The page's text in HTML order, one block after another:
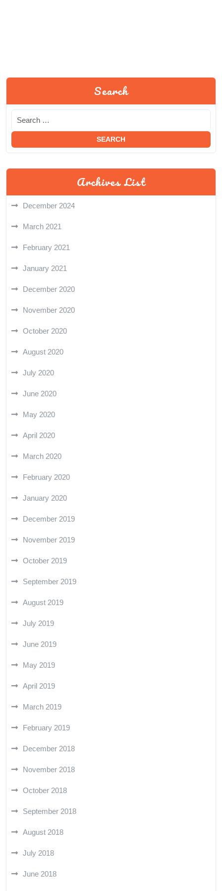
Search
Archives List
December 2024
March 2021
February 2021
January 2021
December 2020
November 2020
October 2020
August 2020
July 2020
June 2020
May 2020
April 2020
March 2020
February 2020
January 2020
December 2019
November 2019
October 2019
September 2019
August 2019
July 2019
June 2019
May 2019
April 2019
March 2019
February 2019
December 2018
November 2018
October 2018
September 2018
August 2018
July 2018
June 2018